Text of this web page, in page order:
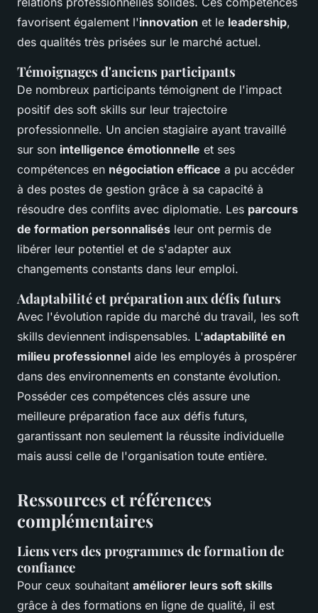
favorisent également l'innovation et le leadership,
des qualités très prisées sur le marché actuel.
Témoignages d'anciens participants
De nombreux participants témoignent de l'impact
positif des soft skills sur leur trajectoire
professionnelle. Un ancien stagiaire ayant travaillé
sur son intelligence émotionnelle et ses
compétences en négociation efficace a pu accéder
à des postes de gestion grâce à sa capacité à
résoudre des conflits avec diplomatie. Les parcours
de formation personnalisés leur ont permis de
libérer leur potentiel et de s'adapter aux
changements constants dans leur emploi.
Adaptabilité et préparation aux défis futurs
Avec l'évolution rapide du marché du travail, les soft
skills deviennent indispensables. L'adaptabilité en
milieu professionnel aide les employés à prospérer
dans des environnements en constante évolution.
Posséder ces compétences clés assure une
meilleure préparation face aux défis futurs,
garantissant non seulement la réussite individuelle
mais aussi celle de l'organisation toute entière.
Ressources et références
complémentaires
Liens vers des programmes de formation de
confiance
Pour ceux souhaitant améliorer leurs soft skills
grâce à des formations en ligne de qualité, il est